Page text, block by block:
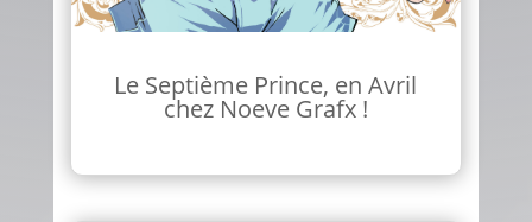
Le Septième Prince, en Avril
chez Noeve Grafx !